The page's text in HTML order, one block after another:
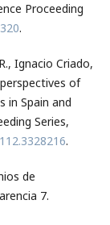
Proceeding
.
Ignacio Criado,
of
in Spain and
Series,
.
de
7.